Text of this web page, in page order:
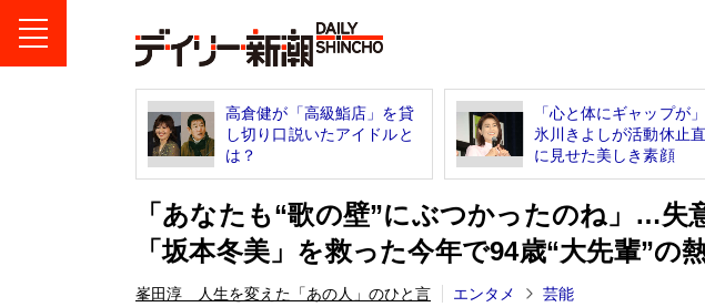
高倉健が「高級鮨店」を貸
し切り口説いたアイドルと
は？
「心と体にギャップが
氷川きよしが活動休止
に見せた美しき素顔
「あなたも“歌の壁”にぶつかったのね」…失
「坂本冬美」を救った今年で94歳“大先輩”の
峯田淳 人生を変えた「あの人」のひと言 エンタメ 芸能